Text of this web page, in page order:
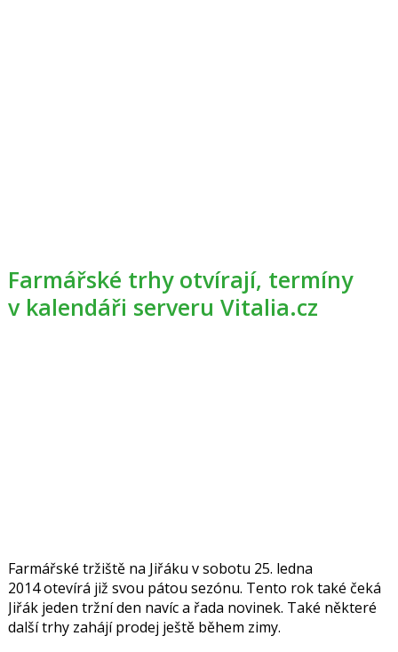
Farmářské trhy otvírají, termíny
v kalendáři serveru Vitalia.cz
Farmářské tržiště na Jiřáku v sobotu 25. ledna
2014 otevírá již svou pátou sezónu. Tento rok také čeká
Jiřák jeden tržní den navíc a řada novinek. Také některé
další trhy zahájí prodej ještě během zimy.